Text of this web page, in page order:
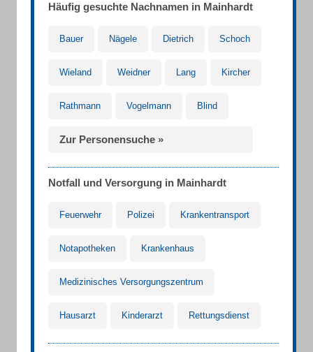
Häufig gesuchte Nachnamen in Mainhardt
Bauer Nägele Dietrich Schoch
Wieland Weidner Lang Kircher
Rathmann Vogelmann Blind
Zur Personensuche »
Notfall und Versorgung in Mainhardt
Feuerwehr Polizei Krankentransport
Notapotheken Krankenhaus
Medizinisches Versorgungszentrum
Hausarzt Kinderarzt Rettungsdienst